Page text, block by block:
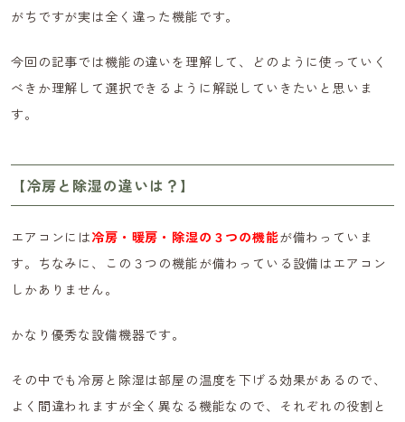
がちですが実は全く違った機能です。
今回の記事では機能の違いを理解して、どのように使っていく
べきか理解して選択できるように解説していきたいと思いま
す。
【冷房と除湿の違いは？】
エアコンには冷房・暖房・除湿の３つの機能が備わっていま
す。ちなみに、この３つの機能が備わっている設備はエアコン
しかありません。
かなり優秀な設備機器です。
その中でも冷房と除湿は部屋の温度を下げる効果があるので、
よく間違われますが全く異なる機能なので、それぞれの役割と